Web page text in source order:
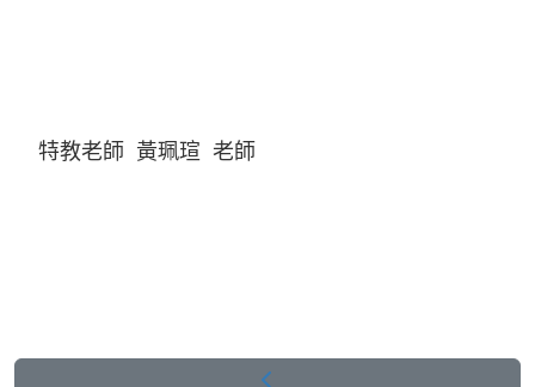
特教老師 黃珮瑄 老師